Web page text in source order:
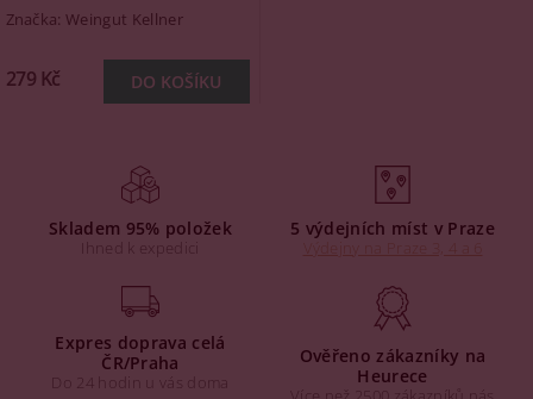
Značka:Weingut Kellner
279 Kč
Skladem 95% položek
Ihned k expedici
5 výdejních míst v Praze
Expres doprava celá
ČR/Praha
Do 24 hodin u vás doma
Ověřeno zákazníky na
Heurece